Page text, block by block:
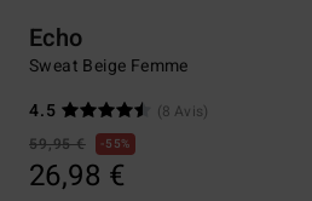
Echo
Sweat Beige Femme
4.5
(8 Avis)
59,95 €
55%
26,98 €